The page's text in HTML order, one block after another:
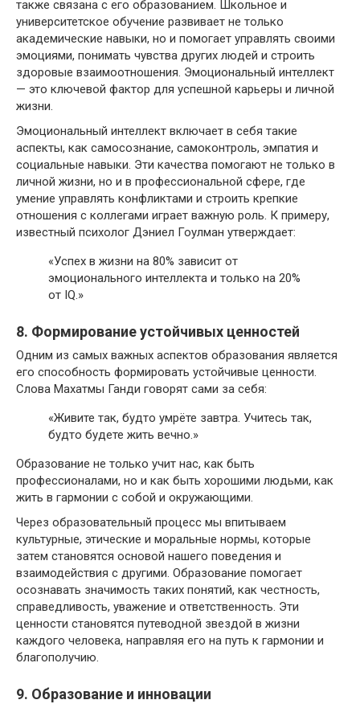
также связана с его образованием. Школьное и
университетское обучение развивает не только
академические навыки, но и помогает управлять своими
эмоциями, понимать чувства других людей и строить
здоровые взаимоотношения. Эмоциональный интеллект
— это ключевой фактор для успешной карьеры и личной
жизни.
Эмоциональный интеллект включает в себя такие
аспекты, как самосознание, самоконтроль, эмпатия и
социальные навыки. Эти качества помогают не только в
личной жизни, но и в профессиональной сфере, где
умение управлять конфликтами и строить крепкие
отношения с коллегами играет важную роль. К примеру,
известный психолог Дэниел Гоулман утверждает:
«Успех в жизни на 80% зависит от
эмоционального интеллекта и только на 20%
от IQ.»
8. Формирование устойчивых ценностей
Одним из самых важных аспектов образования является
его способность формировать устойчивые ценности.
Слова Махатмы Ганди говорят сами за себя:
«Живите так, будто умрёте завтра. Учитесь так,
будто будете жить вечно.»
Образование не только учит нас, как быть
профессионалами, но и как быть хорошими людьми, как
жить в гармонии с собой и окружающими.
Через образовательный процесс мы впитываем
культурные, этические и моральные нормы, которые
затем становятся основой нашего поведения и
взаимодействия с другими. Образование помогает
осознавать значимость таких понятий, как честность,
справедливость, уважение и ответственность. Эти
ценности становятся путеводной звездой в жизни
каждого человека, направляя его на путь к гармонии и
благополучию.
9. Образование и инновации